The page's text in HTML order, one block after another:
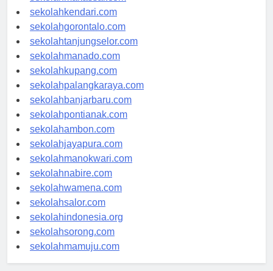
sekolahmakassar.com
sekolahkendari.com
sekolahgorontalo.com
sekolahtanjungselor.com
sekolahmanado.com
sekolahkupang.com
sekolahpalangkaraya.com
sekolahbanjarbaru.com
sekolahpontianak.com
sekolahambon.com
sekolahjayapura.com
sekolahmanokwari.com
sekolahnabire.com
sekolahwamena.com
sekolahsalor.com
sekolahindonesia.org
sekolahsorong.com